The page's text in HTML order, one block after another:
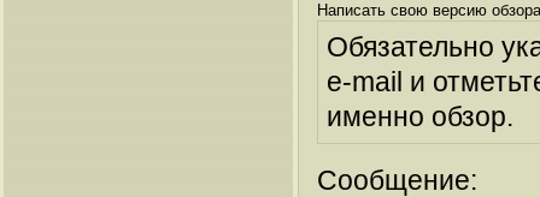
Написать свою версию
Обязательно
e-mail и
именно обзор.
Сообщение: